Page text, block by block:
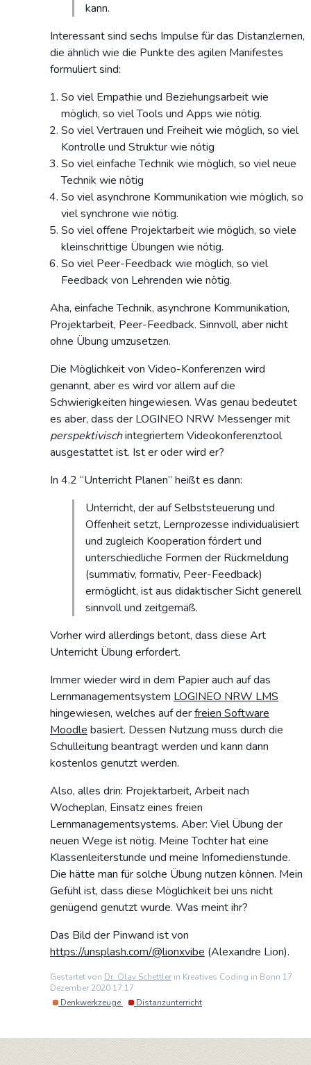
kann.
Interessant sind sechs Impulse für das Distanzlernen,
die ähnlich wie die Punkte des agilen Manifestes
formuliert sind:
So viel Empathie und Beziehungsarbeit wie
möglich, so viel Tools und Apps wie nötig.
So viel Vertrauen und Freiheit wie möglich, so viel
Kontrolle und Struktur wie nötig
So viel einfache Technik wie möglich, so viel neue
Technik wie nötig
So viel asynchrone Kommunikation wie möglich, so
viel synchrone wie nötig.
So viel offene Projektarbeit wie möglich, so viele
kleinschrittige Übungen wie nötig.
So viel Peer-Feedback wie möglich, so viel
Feedback von Lehrenden wie nötig.
Aha, einfache Technik, asynchrone Kommunikation,
Projektarbeit, Peer-Feedback. Sinnvoll, aber nicht
ohne Übung umzusetzen.
Die Möglichkeit von Video-Konferenzen wird
genannt, aber es wird vor allem auf die
Schwierigkeiten hingewiesen. Was genau bedeutet
es aber, dass der LOGINEO NRW Messenger mit
perspektivischintegriertem Videokonferenztool
ausgestattet ist. Ist er oder wird er?
In 4.2 “Unterricht Planen” heißt es dann:
Unterricht, der auf Selbststeuerung und
Offenheit setzt, Lernprozesse individualisiert
und zugleich Kooperation fördert und
unterschiedliche Formen der Rückmeldung
(summativ, formativ, Peer-Feedback)
ermöglicht, ist aus didaktischer Sicht generell
sinnvoll und zeitgemäß.
Vorher wird allerdings betont, dass diese Art
Unterricht Übung erfordert.
Immer wieder wird in dem Papier auch auf das
Lernmanagementsystem LOGINEO NRW LMS
hingewiesen, welches auf derfreien Software
Moodle basiert. Dessen Nutzung muss durch die
Schulleitung beantragt werden und kann dann
kostenlos genutzt werden.
Also, alles drin: Projektarbeit, Arbeit nach
Wocheplan, Einsatz eines freien
Lernmanagementsystems. Aber: Viel Übung der
neuen Wege ist nötig. Meine Tochter hat eine
Klassenleiterstunde und meine Infomedienstunde.
Die hätte man für solche Übung nutzen können. Mein
Gefühl ist, dass diese Möglichkeit bei uns nicht
genügend genutzt wurde. Was meint ihr?
Das Bild der Pinwand ist von
https://unsplash.com/@lionxvibe (Alexandre Lion).
Gestartet von Dr. Olav Schettler in Kreatives Coding in Bonn 17.
Dezember 2020 17:17
Denkwerkzeuge
Distanzunterricht